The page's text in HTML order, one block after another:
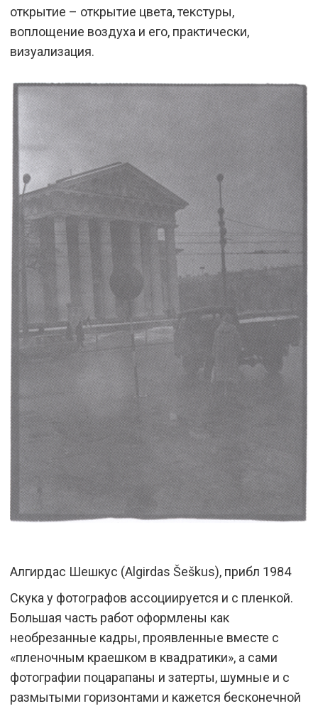
открытие – открытие цвета, текстуры,
воплощение воздуха и его, практически,
визуализация.
Алгирдас Шешкус (Algirdas Šeškus), прибл 1984
Скука у фотографов ассоциируется и с пленкой.
Большая часть работ оформлены как
необрезанные кадры, проявленные вместе с
«пленочным краешком в квадратики», а сами
фотографии поцарапаны и затерты, шумные и с
размытыми горизонтами и кажется бесконечной